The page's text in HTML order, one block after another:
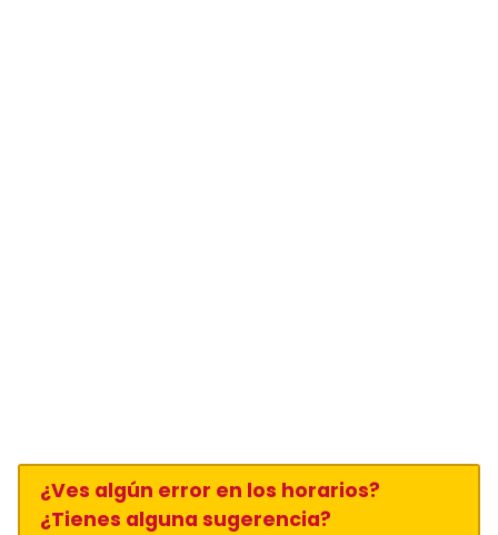
¿Ves algún error en los horarios?
¿Tienes alguna sugerencia?